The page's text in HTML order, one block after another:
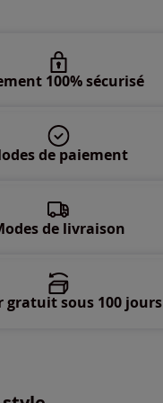
100% sécurisé
de paiement
de livraison
gratuit sous 100 jours